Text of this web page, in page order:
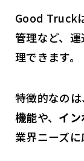
Good Truck
管理など、
理できます。
特徴的なの
機能や、 イ
業界ニーズに